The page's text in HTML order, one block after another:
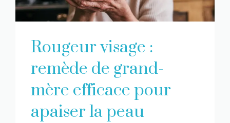
Rougeur visage :
remède de grand-
mère efficace pour
apaiser la peau